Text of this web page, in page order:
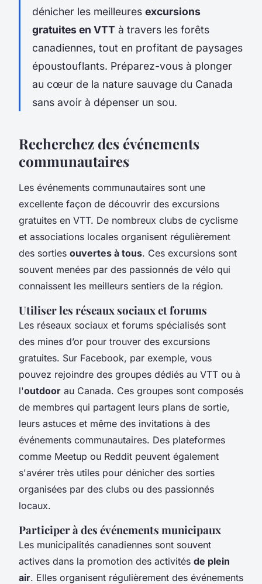
dénicher les meilleures excursions
gratuites en VTT à travers les forêts
canadiennes, tout en profitant de paysages
époustouflants. Préparez-vous à plonger
au cœur de la nature sauvage du Canada
sans avoir à dépenser un sou.
Recherchez des événements
communautaires
Les événements communautaires sont une
excellente façon de découvrir des excursions
gratuites en VTT. De nombreux clubs de cyclisme
et associations locales organisent régulièrement
des sorties ouvertes à tous. Ces excursions sont
souvent menées par des passionnés de vélo qui
connaissent les meilleurs sentiers de la région.
Utiliser les réseaux sociaux et forums
Les réseaux sociaux et forums spécialisés sont
des mines d’or pour trouver des excursions
gratuites. Sur Facebook, par exemple, vous
pouvez rejoindre des groupes dédiés au VTT ou à
l'outdoor au Canada. Ces groupes sont composés
de membres qui partagent leurs plans de sortie,
leurs astuces et même des invitations à des
événements communautaires. Des plateformes
comme Meetup ou Reddit peuvent également
s'avérer très utiles pour dénicher des sorties
organisées par des clubs ou des passionnés
locaux.
Participer à des événements municipaux
Les municipalités canadiennes sont souvent
actives dans la promotion des activités de plein
air. Elles organisent régulièrement des événements